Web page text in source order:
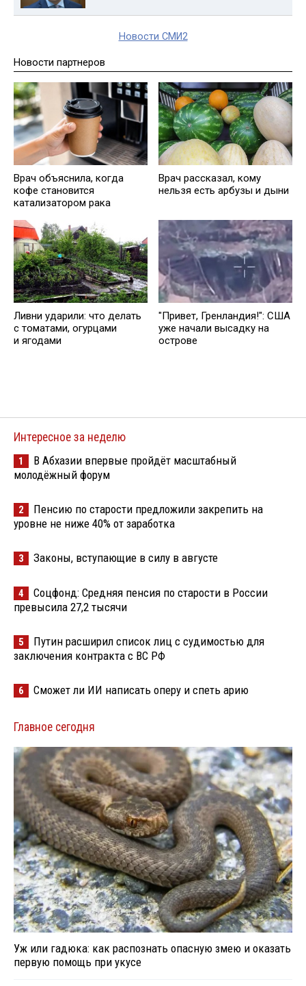
Новости СМИ2
Новости партнеров
Врач объяснила, когда
кофе становится
катализатором рака
Врач рассказал, кому
нельзя есть арбузы и дыни
Ливни ударили: что делать
с томатами, огурцами
и ягодами
"Привет, Гренландия!": США
уже начали высадку на
острове
Интересное за неделю
1
В Абхазии впервые пройдёт масштабный
молодёжный форум
2
Пенсию по старости предложили закрепить на
уровне не ниже 40% от заработка
3 Законы, вступающие в силу в августе
4
Соцфонд: Средняя пенсия по старости в России
превысила 27,2 тысячи
5
Путин расширил список лиц с судимостью для
заключения контракта с ВС РФ
6 Сможет ли ИИ написать оперу и спеть арию
Главное сегодня
Уж или гадюка: как распознать опасную змею и оказать
первую помощь при укусе